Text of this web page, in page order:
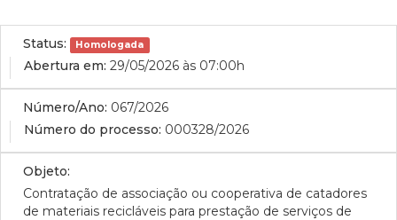
Status: Homologada
Abertura em: 29/05/2026 às 07:00h
Número/Ano: 067/2026
Número do processo: 000328/2026
Objeto:
Contratação de associação ou cooperativa de catadores
de materiais recicláveis para prestação de serviços de